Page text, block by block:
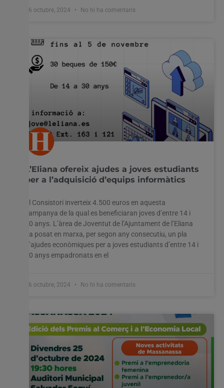
16 octubre, 2024 No hi ha comentaris
L’Eliana ofereix ajudes a joves estudiants
per a l’adquisició d’equips informàtics
El Consistori inverteix 4.500 euros en aquesta
campanya de la qual es beneficiaran joves d’entre 14 i
30 anys. L’àrea de Joventut de l’Ajuntament de l’Eliana
ha posat en marxa, per segon any consecutiu, un pla
d’ajudes econòmiques per a joves estudiants d’entre 14 i
30 anys empadronats en el
16 octubre, 2024 No hi ha comentaris